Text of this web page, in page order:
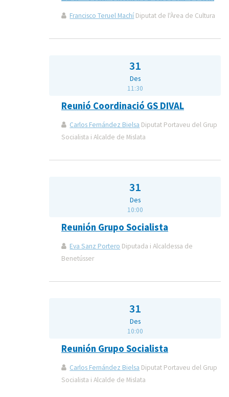
Francisco Teruel Machí Diputat de l'Àrea de Cultura
31
Des
11:30
Reunió Coordinació GS DIVAL
Carlos Fernández Bielsa Diputat Portaveu del Grup
Socialista i Alcalde de Mislata
31
Des
10:00
Reunión Grupo Socialista
Eva Sanz Portero Diputada i Alcaldessa de
Benetússer
31
Des
10:00
Reunión Grupo Socialista
Carlos Fernández Bielsa Diputat Portaveu del Grup
Socialista i Alcalde de Mislata